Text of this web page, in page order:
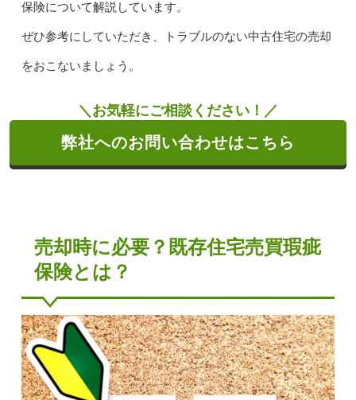
保険について解説しています。
ぜひ参考にしていただき、トラブルのない中古住宅の売却
をおこないましょう。
＼お気軽にご相談ください！／
弊社へのお問い合わせはこちら
売却時に必要？既存住宅売買瑕疵
保険とは？